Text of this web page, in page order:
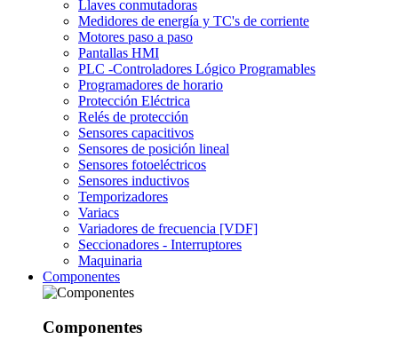
Llaves conmutadoras
Medidores de energía y TC's de corriente
Motores paso a paso
Pantallas HMI
PLC -Controladores Lógico Programables
Programadores de horario
Protección Eléctrica
Relés de protección
Sensores capacitivos
Sensores de posición lineal
Sensores fotoeléctricos
Sensores inductivos
Temporizadores
Variacs
Variadores de frecuencia [VDF]
Seccionadores - Interruptores
Maquinaria
Componentes
Componentes